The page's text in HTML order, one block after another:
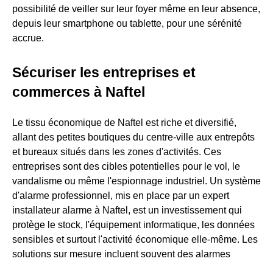
possibilité de veiller sur leur foyer même en leur absence,
depuis leur smartphone ou tablette, pour une sérénité
accrue.
Sécuriser les entreprises et
commerces à Naftel
Le tissu économique de Naftel est riche et diversifié,
allant des petites boutiques du centre-ville aux entrepôts
et bureaux situés dans les zones d'activités. Ces
entreprises sont des cibles potentielles pour le vol, le
vandalisme ou même l'espionnage industriel. Un système
d'alarme professionnel, mis en place par un expert
installateur alarme à Naftel, est un investissement qui
protège le stock, l'équipement informatique, les données
sensibles et surtout l'activité économique elle-même. Les
solutions sur mesure incluent souvent des alarmes